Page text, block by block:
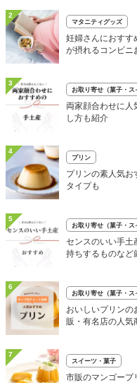
2
マタニティグッズ
妊婦さんにおすす
が摂れるコンビニ
3
お取り寄せ（菓子・ス
両家顔合わせに
し方も紹介
4
プリン
プリンの素人気お
タイプも
5
お取り寄せ（菓子・ス
センスのいい手土
持ちするものなど
6
お取り寄せ（菓子・ス
おいしいプリン
販・有名店の人気
7
スイーツ・菓子
市販のマンゴープ